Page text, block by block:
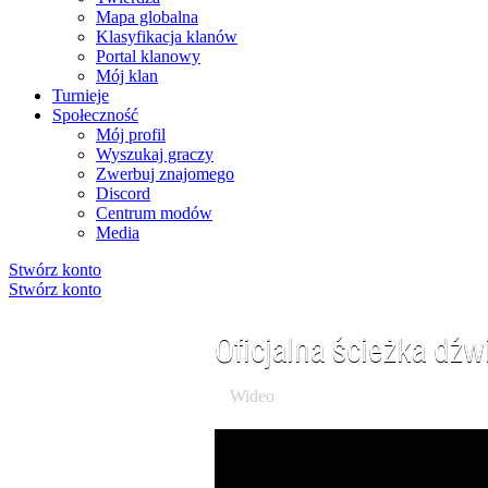
Mapa globalna
Klasyfikacja klanów
Portal klanowy
Mój klan
Turnieje
Społeczność
Mój profil
Wyszukaj graczy
Zwerbuj znajomego
Discord
Centrum modów
Media
Stwórz konto
Stwórz konto
Oficjalna ścieżka
Wideo